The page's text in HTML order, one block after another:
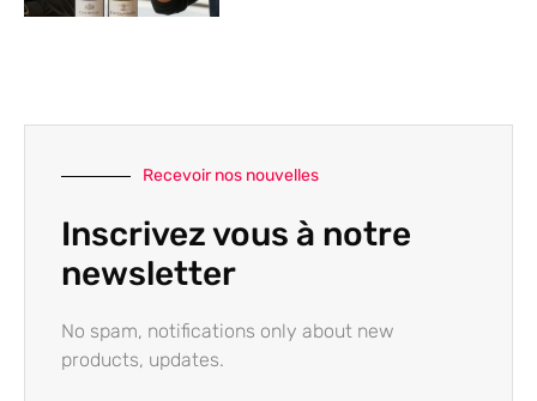
Recevoir nos nouvelles
Inscrivez vous à notre
newsletter
No spam, notifications only about new
products, updates.